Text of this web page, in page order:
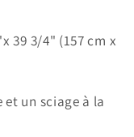
39 3/4" (157 cm x
un sciage à la